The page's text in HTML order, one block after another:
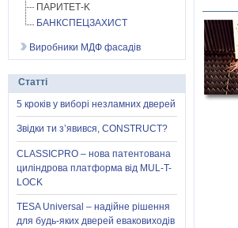
ПАРИТЕТ-K
БАНКСПЕЦЗАХИСТ
Виробники МДФ фасадів
Статті
5 кроків у виборі незламних дверей
Звідки ти з’явився, CONSTRUCT?
CLASSICPRO – нова патентована
циліндрова платформа від MUL-T-
LOCK
TESA Universal – надійне рішення
для будь-яких дверей еваковиходів